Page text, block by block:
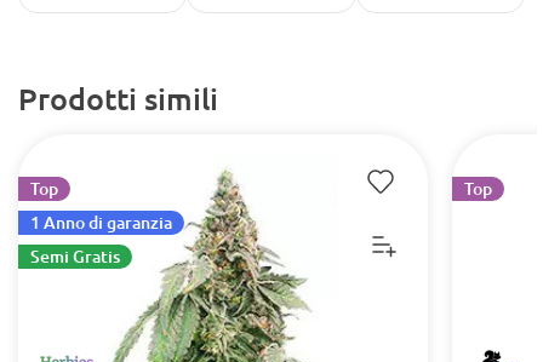
Prodotti simili
Top
1 Anno di garanzia
Semi Gratis
Top